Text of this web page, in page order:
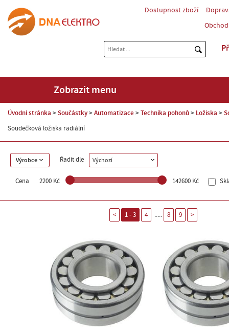
Dostupnost zboží
Zobrazit menu
Úvodní stránka Součástky Automatizace Technika pohonů Ložiska
Soudečková ložiska radiální
Výrobce Řadit dle Výchozí
Cena 2200 Kč 142600 Kč
< 1 - 3 4 ..... 8 9 >